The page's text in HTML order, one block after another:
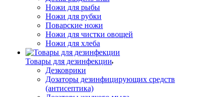
Ножи для рыбы
Ножи для рубки
Поварские ножи
Ножи для чистки овощей
Ножи для хлеба
Товары для дезинфекции
Дезковрики
Дозаторы дезинфицирующих средств
(антисептика)